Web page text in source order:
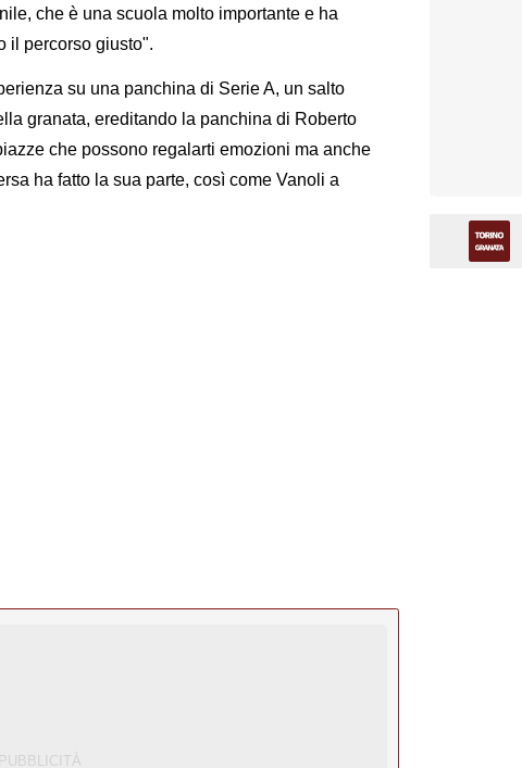
che è una scuola molto importante e ha
il percorso giusto".
su una panchina di Serie A, un salto
granata, ereditando la panchina di Roberto
che possono regalarti emozioni ma anche
ha fatto la sua parte, così come Vanoli a